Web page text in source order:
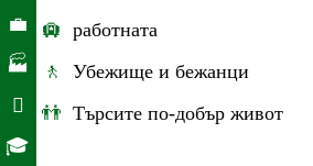
Консултиране
💼
Пазара
труда
🏭
Фирми

Ежедневен
🎓
🛄 работната
🚶
Убежище и бежанци
👬 Търсите по-добър живот